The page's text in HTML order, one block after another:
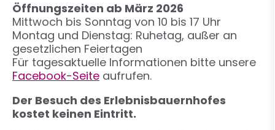
Öffnungszeiten ab März 2026
Mittwoch bis Sonntag von 10 bis 17 Uhr
Montag und Dienstag: Ruhetag, außer an
gesetzlichen Feiertagen
Für tagesaktuelle Informationen bitte unsere
Facebook-Seite aufrufen.
Der Besuch des Erlebnisbauernhofes
kostet keinen Eintritt.